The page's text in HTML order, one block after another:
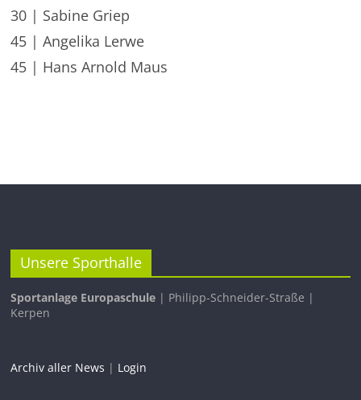
30 | Sabine Griep
45 | Angelika Lerwe
45 | Hans Arnold Maus
Unsere Sporthalle
Sportanlage Europaschule | Philipp-Schneider-Straße |
Kerpen
Archiv aller News | Login